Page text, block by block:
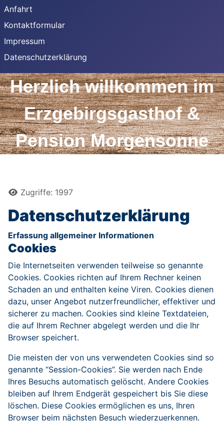
Anfahrt
Kontaktformular
Impressum
Datenschutzerklärung
Herzlich willkommenim
Erzgebirgsgasthof &
Pension Morgensonne
DetailsZugriffe: 1997
Datenschutzerklärung
Erfassung allgemeiner Informationen
Cookies
Die Internetseiten verwenden teilweise so genannte
Cookies. Cookies richten auf Ihrem Rechner keinen
Schaden an und enthalten keine Viren. Cookies dienen
dazu, unser Angebot nutzerfreundlicher, effektiver und
sicherer zu machen. Cookies sind kleine Textdateien,
die auf Ihrem Rechner abgelegt werden und die Ihr
Browser speichert.
Die meisten der von uns verwendeten Cookies sind so
genannte “Session-Cookies”. Sie werden nach Ende
Ihres Besuchs automatisch gelöscht. Andere Cookies
bleiben auf Ihrem Endgerät gespeichert bis Sie diese
löschen. Diese Cookies ermöglichen es uns, Ihren
Browser beim nächsten Besuch wiederzuerkennen.